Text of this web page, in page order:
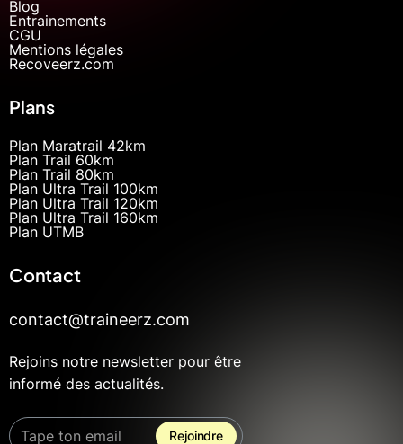
Blog
Entrainements
CGU
Mentions légales
Recoveerz.com
Plans
Plan Maratrail 42km
Plan Trail 60km
Plan Trail 80km
Plan Ultra Trail 100km
Plan Ultra Trail 120km
Plan Ultra Trail 160km
Plan UTMB
Contact
contact@traineerz.com
Rejoins notre newsletter pour être
informé des actualités.